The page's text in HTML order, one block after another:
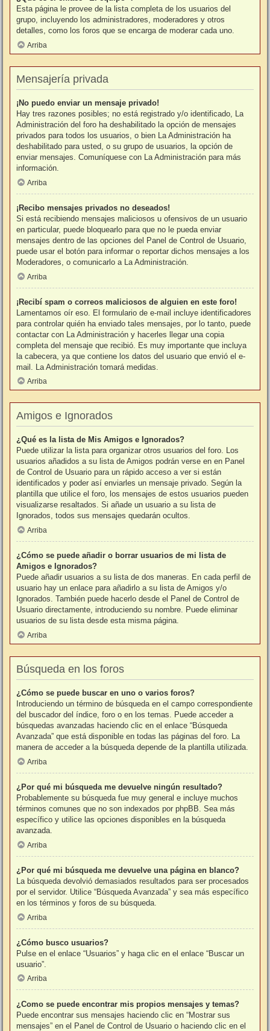
Esta página le provee de la lista completa de los usuarios del
grupo, incluyendo los administradores, moderadores y otros
detalles, como los foros que se encarga de moderar cada uno.
Arriba
Mensajería privada
¡No puedo enviar un mensaje privado!
Hay tres razones posibles; no está registrado y/o identificado, La
Administración del foro ha deshabilitado la opción de mensajes
privados para todos los usuarios, o bien La Administración ha
deshabilitado para usted, o su grupo de usuarios, la opción de
enviar mensajes. Comuníquese con La Administración para más
información.
Arriba
¡Recibo mensajes privados no deseados!
Si está recibiendo mensajes maliciosos u ofensivos de un usuario
en particular, puede bloquearlo para que no le pueda enviar
mensajes dentro de las opciones del Panel de Control de Usuario,
puede usar el botón para informar o reportar dichos mensajes a los
Moderadores, o comunicarlo a La Administración.
Arriba
¡Recibí spam o correos maliciosos de alguien en este foro!
Lamentamos oír eso. El formulario de e-mail incluye identificadores
para controlar quién ha enviado tales mensajes, por lo tanto, puede
contactar con La Administración y hacerles llegar una copia
completa del mensaje que recibió. Es muy importante que incluya
la cabecera, ya que contiene los datos del usuario que envió el e-
mail. La Administración tomará medidas.
Arriba
Amigos e Ignorados
¿Qué es la lista de Mis Amigos e Ignorados?
Puede utilizar la lista para organizar otros usuarios del foro. Los
usuarios añadidos a su lista de Amigos podrán verse en en Panel
de Control de Usuario para un rápido acceso a ver si están
identificados y poder así enviarles un mensaje privado. Según la
plantilla que utilice el foro, los mensajes de estos usuarios pueden
visualizarse resaltados. Si añade un usuario a su lista de
Ignorados, todos sus mensajes quedarán ocultos.
Arriba
¿Cómo se puede añadir o borrar usuarios de mi lista de
Amigos e Ignorados?
Puede añadir usuarios a su lista de dos maneras. En cada perfil de
usuario hay un enlace para añadirlo a su lista de Amigos y/o
Ignorados. También puede hacerlo desde el Panel de Control de
Usuario directamente, introduciendo su nombre. Puede eliminar
usuarios de su lista desde esta misma página.
Arriba
Búsqueda en los foros
¿Cómo se puede buscar en uno o varios foros?
Introduciendo un término de búsqueda en el campo correspondiente
del buscador del índice, foro o en los temas. Puede acceder a
búsquedas avanzadas haciendo clic en el enlace “Búsqueda
Avanzada” que está disponible en todas las páginas del foro. La
manera de acceder a la búsqueda depende de la plantilla utilizada.
Arriba
¿Por qué mi búsqueda me devuelve ningún resultado?
Probablemente su búsqueda fue muy general e incluye muchos
términos comunes que no son indexados por phpBB. Sea más
específico y utilice las opciones disponibles en la búsqueda
avanzada.
Arriba
¿Por qué mi búsqueda me devuelve una página en blanco?
La búsqueda devolvió demasiados resultados para ser procesados
por el servidor. Utilice “Búsqueda Avanzada” y sea más específico
en los términos y foros de su búsqueda.
Arriba
¿Cómo busco usuarios?
Pulse en el enlace “Usuarios” y haga clic en el enlace “Buscar un
usuario”.
Arriba
¿Como se puede encontrar mis propios mensajes y temas?
Puede encontrar sus mensajes haciendo clic en “Mostrar sus
mensajes” en el Panel de Control de Usuario o haciendo clic en el